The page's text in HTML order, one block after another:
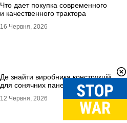
Что дает покупка современного
и качественного трактора
16 Червня, 2026
Де знайти виробника конструкцій
для сонячних панелей
12 Червня, 2026